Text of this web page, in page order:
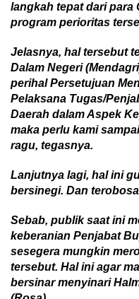
langkah tepat dari para
program perioritas
Jelasnya, hal tersebutt
Dalam Negeri
perihal Persetujuan
Pelaksana Tugas/
Daerah dalam Aspek
maka perlu kami
ragu, tegasnya.
Lanjutnya lagi, hal ini
bersinegi. Dan t
Sebab, publik saat ini
keberanian Penjabat
sesegera mungkin
tersebut. Hal iniagar
bersinar menyinari